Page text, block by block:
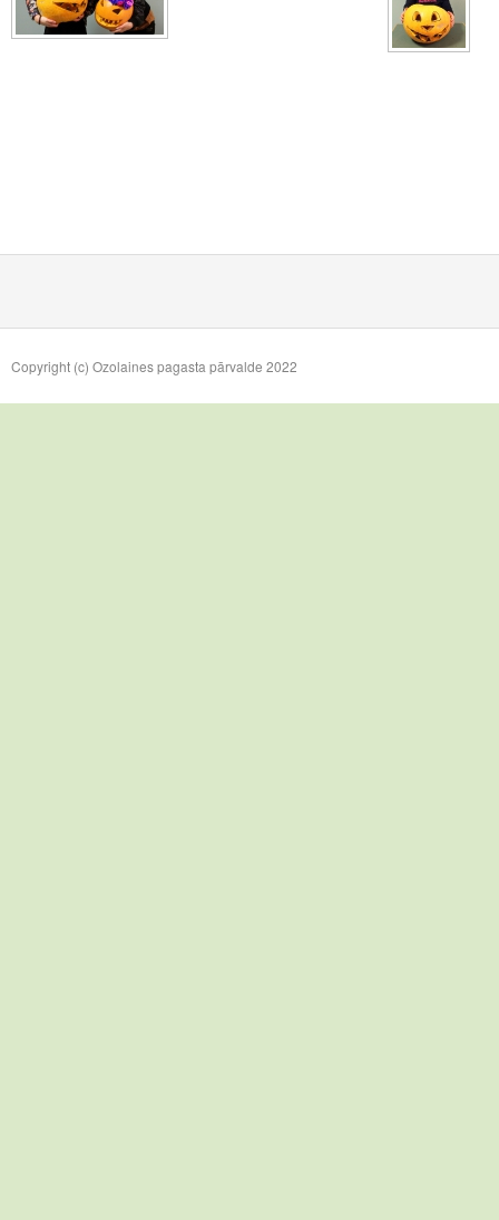
Copyright (c) Ozolaines pagasta pārvalde 2022